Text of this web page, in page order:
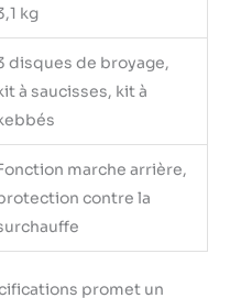
kg
disques de broyage,
à saucisses, kit à
marche arrière,
contre la
promet un